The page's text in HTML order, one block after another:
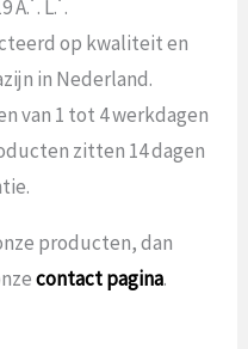
L.˙.
op kwaliteit en
in Nederland.
van 1 tot 4 werkdagen
zitten 14 dagen
producten, dan
contact pagina.